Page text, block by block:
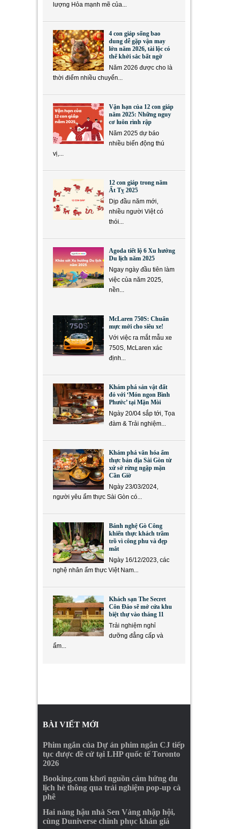
lượng Hỏa mạnh mẽ của...
4 con giáp sống bao
dung dễ gặp vận may
lớn năm 2026, tài lộc có
thể khởi sắc bất ngờ
Năm 2026 được cho là
thời điểm nhiều chuyển...
Vận hạn của 12 con giáp
năm 2025: Những nguy
cơ luôn rình rập
Năm 2025 dự báo
nhiều biến động thú
vị,...
12 con giáp trong năm
Ất Tỵ 2025
Dịp đầu năm mới,
nhiều người Việt có
thói...
Agoda tiết lộ 6 Xu hướng
Du lịch năm 2025
Ngay ngày đầu tiên làm
việc của năm 2025,
nền...
McLaren 750S: Chuẩn
mực mới cho siêu xe!
Với việc ra mắt mẫu xe
750S, McLaren xác
định...
Khám phá sản vật đất
đỏ với ‘Món ngon Bình
Phước’ tại Mặn Mòi
Ngày 20/04 sắp tới, Tọa
đàm & Trải nghiệm...
Khám phá văn hóa ẩm
thực bản địa Sài Gòn từ
xứ sở rừng ngập mặn
Cần Giờ
Ngày 23/03/2024,
người yêu ẩm thực Sài Gòn có...
Bánh nghệ Gò Công
khiến thực khách trầm
trồ vì công phu và đẹp
mắt
Ngày 16/12/2023, các
nghệ nhân ẩm thực Việt Nam...
Khách sạn The Secret
Côn Đảo sẽ mở cửa khu
biệt thự vào tháng 11
Trải nghiệm nghỉ
dưỡng đẳng cấp và
ẩm...
BÀI VIẾT MỚI
Phim ngắn của Dự án phim ngắn CJ tiếp
tục được đề cử tại LHP quốc tế Toronto
2026
Booking.com khơi nguồn cảm hứng du
lịch hè thông qua trải nghiệm pop-up cà
phê
Hai nàng hậu nhà Sen Vàng nhập hội,
cùng Duniverse chinh phục khán giả